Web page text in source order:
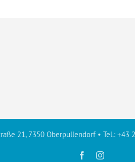
21, 7350 Oberpullendorf • Tel.: +43
FacebookInstagram